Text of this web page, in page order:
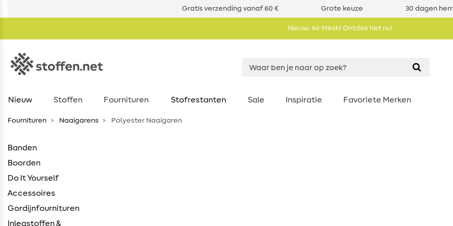
Gratis verzending vanaf 60 € Grote keuze 30 dagen
Nieuw: Air Mesh! Ontdek het nu!
Nieuw Stoffen Fournituren Stofrestanten Sale Inspiratie Favoriete Merken
Fournituren Naaigarens Polyester Naaigaren
Banden
Boorden
Do It Yourself
Accessoires
Gordijnfournituren
Inlegstoffen &